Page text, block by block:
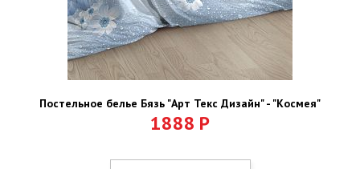
Постельное белье Бязь "Арт Текс Дизайн" - "Космея"
1888 Р